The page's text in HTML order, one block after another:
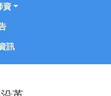
資
訊